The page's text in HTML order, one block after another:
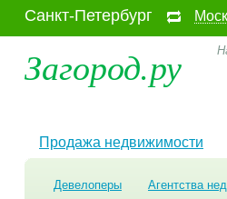
Санкт-Петербург
Загород.ру
Продажа недвижимости
Девелоперы Агентства